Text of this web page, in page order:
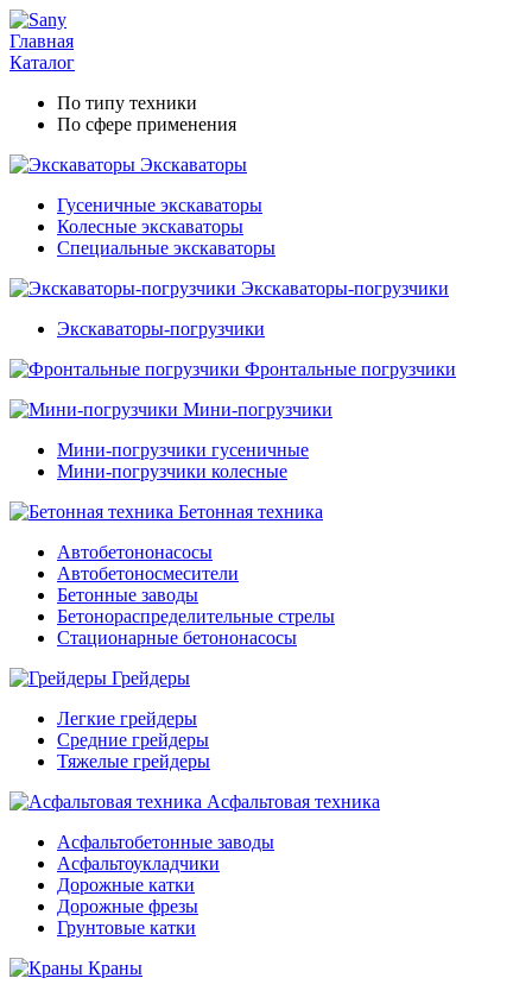
Главная
Каталог
По типу техники
По сфере применения
Экскаваторы
Гусеничные экскаваторы
Колесные экскаваторы
Специальные экскаваторы
Экскаваторы-погрузчики
Экскаваторы-погрузчики
Фронтальные погрузчики
Мини-погрузчики
Мини-погрузчики гусеничные
Мини-погрузчики колесные
Бетонная техника
Автобетононасосы
Автобетоносмесители
Бетонные заводы
Бетонораспределительные стрелы
Стационарные бетононасосы
Грейдеры
Легкие грейдеры
Средние грейдеры
Тяжелые грейдеры
Асфальтовая техника
Асфальтобетонные заводы
Асфальтоукладчики
Дорожные катки
Дорожные фрезы
Грунтовые катки
Краны